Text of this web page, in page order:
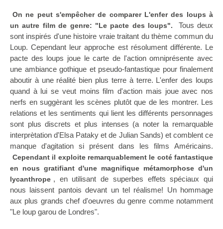
On ne peut s'empêcher de comparer L'enfer des loups à
un autre film de genre: "Le pacte des loups".
Tous deux
sont inspirés d'une histoire vraie traitant du thème commun du
Loup. Cependant leur approche est résolument différente. Le
pacte des loups joue le carte de l'action omniprésente avec
une ambiance gothique et pseudo-fantastique pour finalement
aboutir à une réalité bien plus terre à terre. L'enfer des loups
quand à lui se veut moins film d'action mais joue avec nos
nerfs en suggèrant les scènes plutôt que de les montrer. Les
relations et les sentiments qui lient les différents personnages
sont plus discrets et plus intenses (a noter la remarquable
interprètation d'Elsa Pataky et de Julian Sands) et comblent ce
manque d'agitation si présent dans les films Américains.
Cependant il exploite remarquablement le coté fantastique
en nous gratifiant d'une magnifique métamorphose d'un
lycanthrope , en utilisant de superbes effets spéciaux qui
nous laissent pantois devant un tel réalisme! Un hommage
aux plus grands chef d'oeuvres du genre comme notamment
"Le loup garou de Londres".